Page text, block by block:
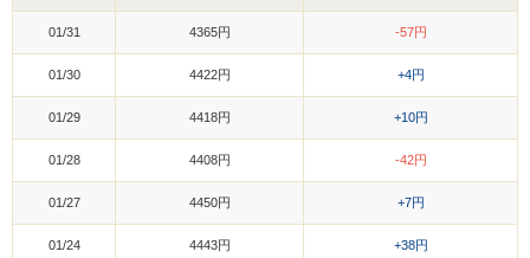
01/31 4365円 -57円
01/30 4422円 +4円
01/29 4418円 +10円
01/28 4408円 -42円
01/27 4450円 +7円
01/24 4443円 +38円